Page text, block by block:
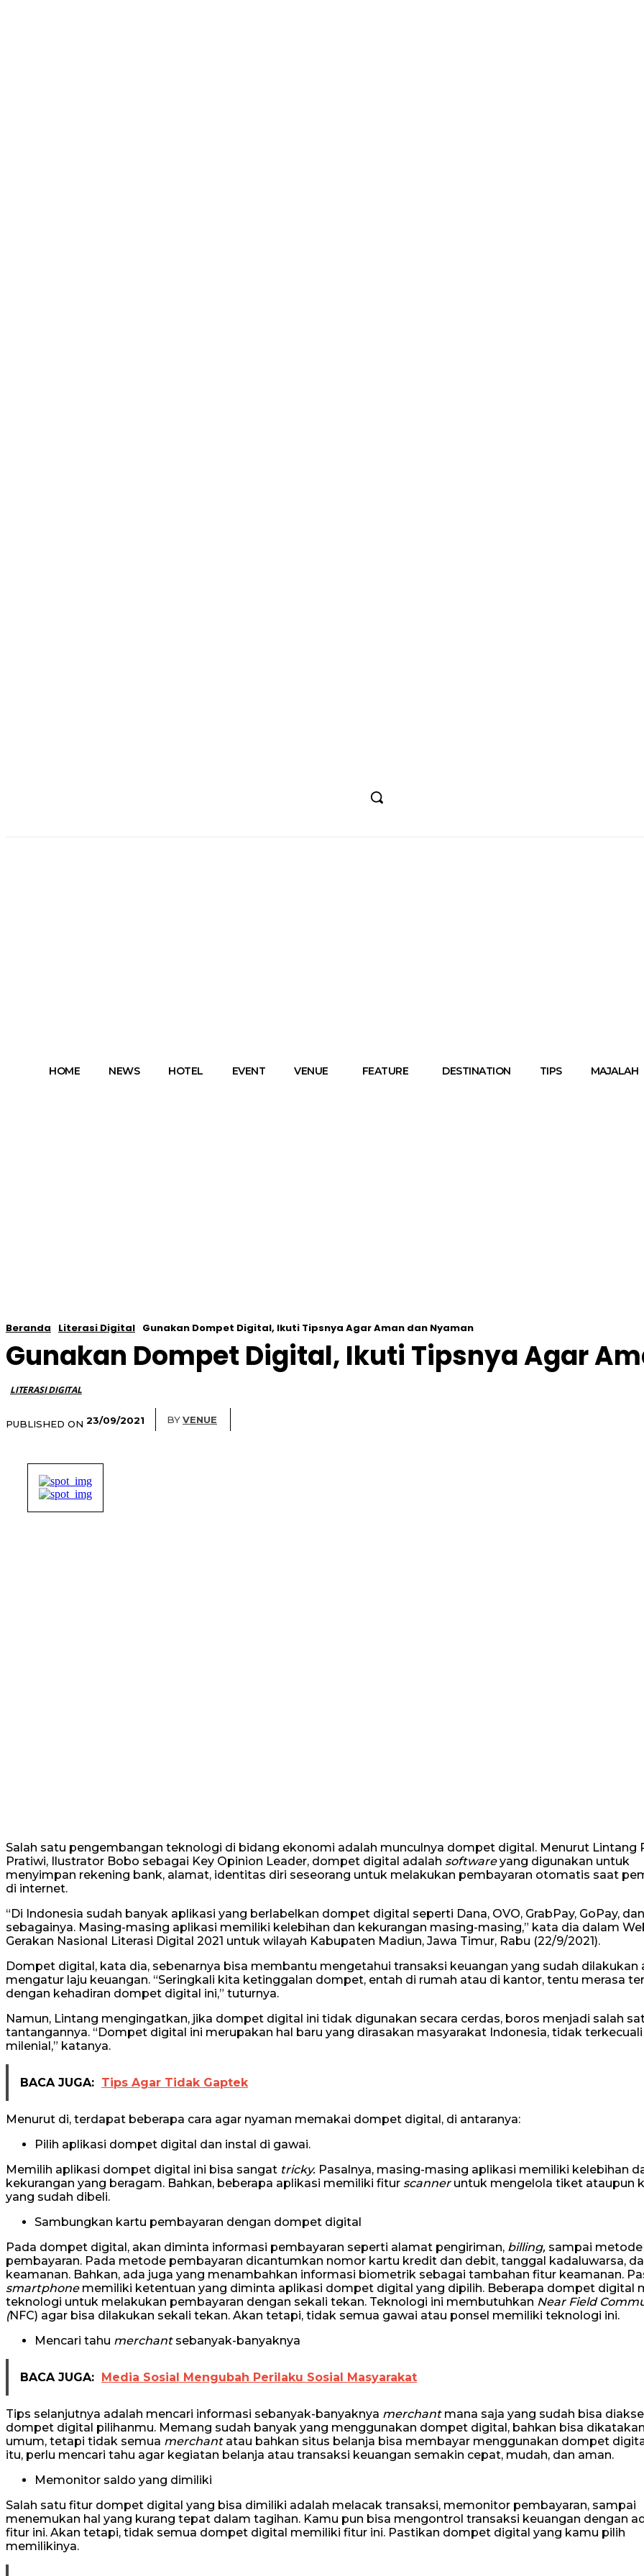
HOME NEWS HOTEL EVENT VENUE FEATURE DESTINATION TIPS MAJALAH
Beranda Literasi Digital Gunakan Dompet Digital, Ikuti Tipsnya Agar Aman dan Nyaman
Gunakan Dompet Digital, Ikuti Tipsnya Agar
LITERASI DIGITAL
PUBLISHED ON 23/09/2021 BYVENUE
Salah satu pengembangan teknologi di bidang ekonomi adalah munculnya dompet digital. Menurut Lintang
Pratiwi, Ilustrator Bobo sebagai Key Opinion Leader, dompet digital adalah softwareyang digunakan untuk
menyimpan rekening bank, alamat, identitas diri seseorang untuk melakukan pembayaran otomatis saat
di internet.
“Di Indonesia sudah banyak aplikasi yang berlabelkan dompet digital seperti Dana, OVO, GrabPay, GoPay, dan
sebagainya. Masing-masing aplikasi memiliki kelebihan dan kekurangan masing-masing,” kata dia dalam
Gerakan Nasional Literasi Digital 2021 untuk wilayah Kabupaten Madiun, Jawa Timur, Rabu (22/9/2021).
Dompet digital, kata dia, sebenarnya bisa membantu mengetahui transaksi keuangan yang sudah dilakukan
mengatur laju keuangan. “Seringkali kita ketinggalan dompet, entah di rumah atau di kantor, tentu merasa
dengan kehadiran dompet digital ini,” tuturnya.
Namun, Lintang mengingatkan, jika dompet digital ini tidak digunakan secara cerdas, boros menjadi salah
tantangannya. “Dompet digital ini merupakan hal baru yang dirasakan masyarakat Indonesia, tidak terkecuali
milenial,” katanya.
BACA JUGA: Tips Agar Tidak Gaptek
Menurut di, terdapat beberapa cara agar nyaman memakai dompet digital, di antaranya:
Pilih aplikasi dompet digital dan instal di gawai.
Memilih aplikasi dompet digital ini bisa sangat tricky. Pasalnya, masing-masing aplikasi memiliki kelebihan
kekurangan yang beragam. Bahkan, beberapa aplikasi memiliki fitur scanneruntuk mengelola tiket ataupun
yang sudah dibeli.
Sambungkan kartu pembayaran dengan dompet digital
Pada dompet digital, akan diminta informasi pembayaran seperti alamat pengiriman, billing, sampai metode
pembayaran. Pada metode pembayaran dicantumkan nomor kartu kredit dan debit, tanggal kadaluwarsa,
keamanan. Bahkan, ada juga yang menambahkan informasi biometrik sebagai tambahan fitur keamanan.
smartphonememiliki ketentuan yang diminta aplikasi dompet digital yang dipilih. Beberapa dompet digital
teknologi untuk melakukan pembayaran dengan sekali tekan. Teknologi ini membutuhkan Near Field
(NFC) agar bisa dilakukan sekali tekan. Akan tetapi, tidak semua gawai atau ponsel memiliki teknologi ini.
Mencari tahu merchantsebanyak-banyaknya
BACA JUGA: Media Sosial Mengubah Perilaku Sosial Masyarakat
Tips selanjutnya adalah mencari informasi sebanyak-banyaknya merchant mana saja yang sudah bisa
dompet digital pilihanmu. Memang sudah banyak yang menggunakan dompet digital, bahkan bisa
umum, tetapi tidak semua merchant atau bahkan situs belanja bisa membayar menggunakan dompet
itu, perlu mencari tahu agar kegiatan belanja atau transaksi keuangan semakin cepat, mudah, dan aman.
Memonitor saldo yang dimiliki
Salah satu fitur dompet digital yang bisa dimiliki adalah melacak transaksi, memonitor pembayaran, sampai
menemukan hal yang kurang tepat dalam tagihan. Kamu pun bisa mengontrol transaksi keuangan dengan
fitur ini. Akan tetapi, tidak semua dompet digital memiliki fitur ini. Pastikan dompet digital yang kamu pilih
memilikinya.